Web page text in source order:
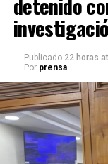
Publicado 22 horas
Por prensa